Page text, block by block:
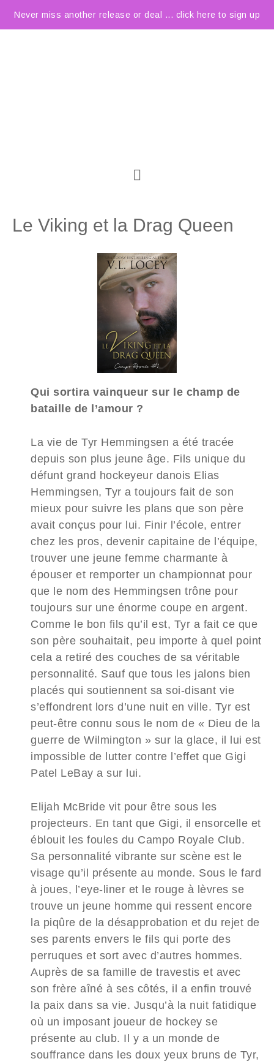
Never miss another release or deal ... click here to sign up
Le Viking et la Drag Queen
Qui sortira vainqueur sur le champ de
bataille de l’amour ?
La vie de Tyr Hemmingsen a été tracée
depuis son plus jeune âge. Fils unique du
défunt grand hockeyeur danois Elias
Hemmingsen, Tyr a toujours fait de son
mieux pour suivre les plans que son père
avait conçus pour lui. Finir l’école, entrer
chez les pros, devenir capitaine de l’équipe,
trouver une jeune femme charmante à
épouser et remporter un championnat pour
que le nom des Hemmingsen trône pour
toujours sur une énorme coupe en argent.
Comme le bon fils qu’il est, Tyr a fait ce que
son père souhaitait, peu importe à quel point
cela a retiré des couches de sa véritable
personnalité. Sauf que tous les jalons bien
placés qui soutiennent sa soi-disant vie
s’effondrent lors d’une nuit en ville. Tyr est
peut-être connu sous le nom de « Dieu de la
guerre de Wilmington » sur la glace, il lui est
impossible de lutter contre l’effet que Gigi
Patel LeBay a sur lui.
Elijah McBride vit pour être sous les
projecteurs. En tant que Gigi, il ensorcelle et
éblouit les foules du Campo Royale Club.
Sa personnalité vibrante sur scène est le
visage qu’il présente au monde. Sous le fard
à joues, l’eye-liner et le rouge à lèvres se
trouve un jeune homme qui ressent encore
la piqûre de la désapprobation et du rejet de
ses parents envers le fils qui porte des
perruques et sort avec d’autres hommes.
Auprès de sa famille de travestis et avec
son frère aîné à ses côtés, il a enfin trouvé
la paix dans sa vie. Jusqu’à la nuit fatidique
où un imposant joueur de hockey se
présente au club. Il y a un monde de
souffrance dans les doux yeux bruns de Tyr,